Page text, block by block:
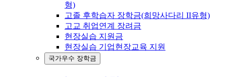
형)
고졸 후학습자 장학금(희망사다리 II유형)
고교 취업연계 장려금
현장실습 지원금
현장실습 기업현장교육 지원
국가우수 장학금